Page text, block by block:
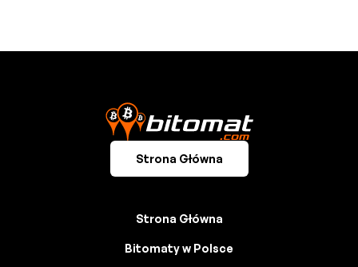
Strona Główna
Strona Główna
Bitomaty w Polsce